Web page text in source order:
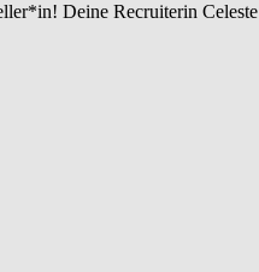
Deine Recruiterin Celeste